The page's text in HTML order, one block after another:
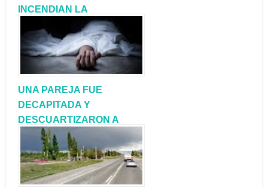
INCENDIAN LA
CAMIONETA DE FM LIBRA
UNA PAREJA FUE
DECAPITADA Y
DESCUARTIZARON A
UNA NIÑA DE 5 AÑOS